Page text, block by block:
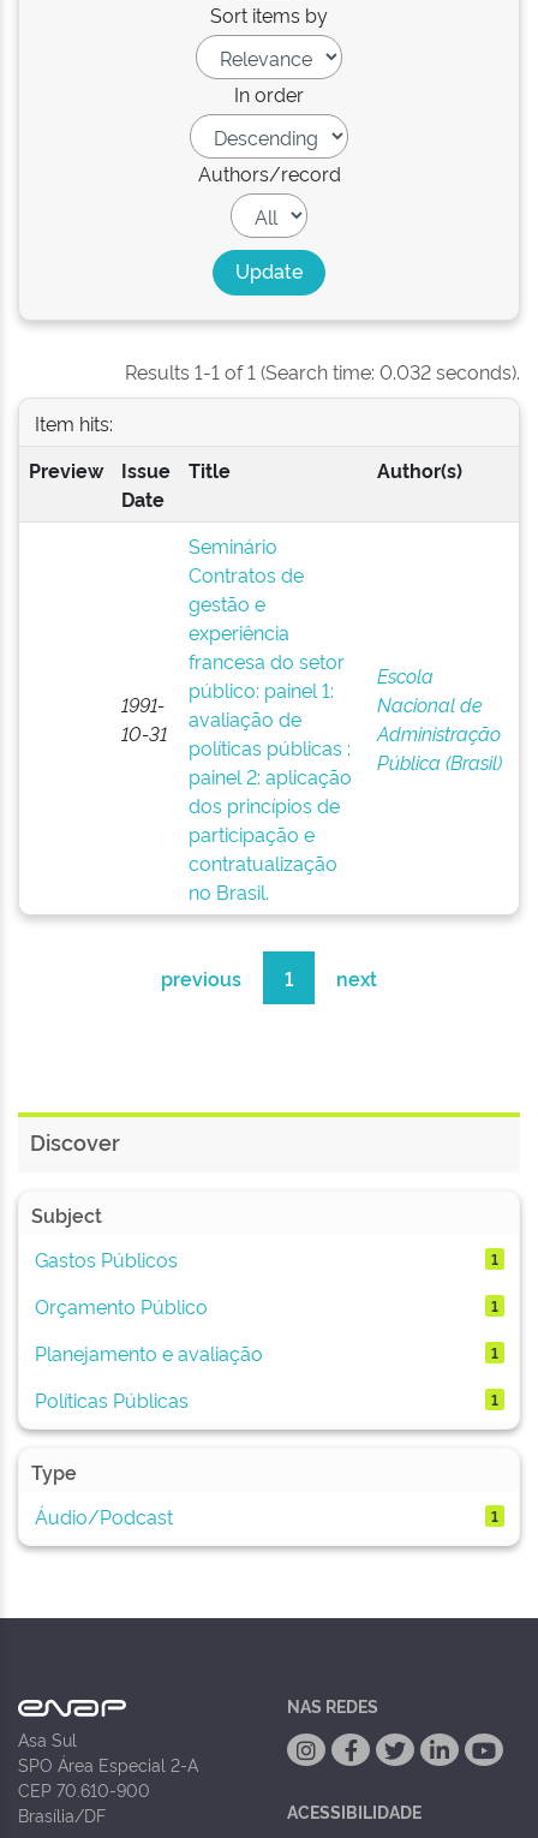
Sort items by
In order
Authors/record
Results 1-1 of 1 (Search time: 0.032 seconds).
Item hits:
Preview
Issue
Date
Title Author(s)
1991-
10-31
Seminário
Contratos de
gestão e
experiência
francesa do setor
público: painel 1:
avaliação de
políticas públicas :
painel 2: aplicação
dos princípios de
participação e
contratualização
no Brasil.
Escola
Nacional de
Administração
Pública (Brasil)
previous 1 next
Discover
Subject
Gastos Públicos
1
Orçamento Público 1
Planejamento e avaliação 1
Políticas Públicas 1
Type
Áudio/Podcast
1
Asa Sul
SPO Área Especial 2-A
CEP 70.610-900
Brasília/DF
NAS REDES
ACESSIBILIDADE